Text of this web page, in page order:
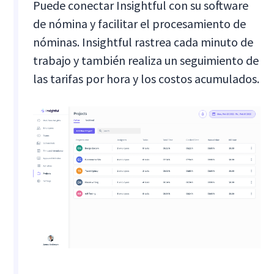
Puede conectar Insightful con su software
de nómina y facilitar el procesamiento de
nóminas. Insightful rastrea cada minuto de
trabajo y también realiza un seguimiento de
las tarifas por hora y los costos acumulados.